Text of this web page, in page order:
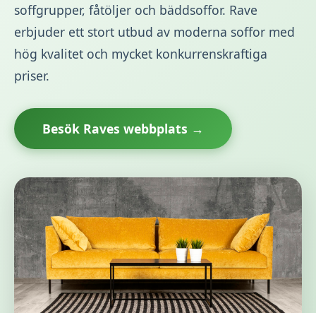
soffgrupper, fåtöljer och bäddsoffor. Rave
erbjuder ett stort utbud av moderna soffor med
hög kvalitet och mycket konkurrenskraftiga
priser.
Besök Raves webbplats →